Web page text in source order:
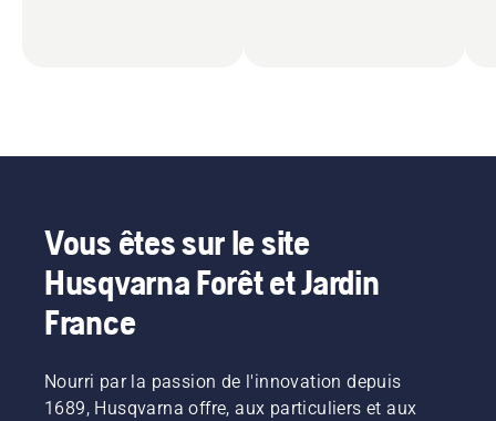
Vous êtes sur le site
Husqvarna Forêt et Jardin
France
Nourri par la passion de l'innovation depuis
1689, Husqvarna offre, aux particuliers et aux